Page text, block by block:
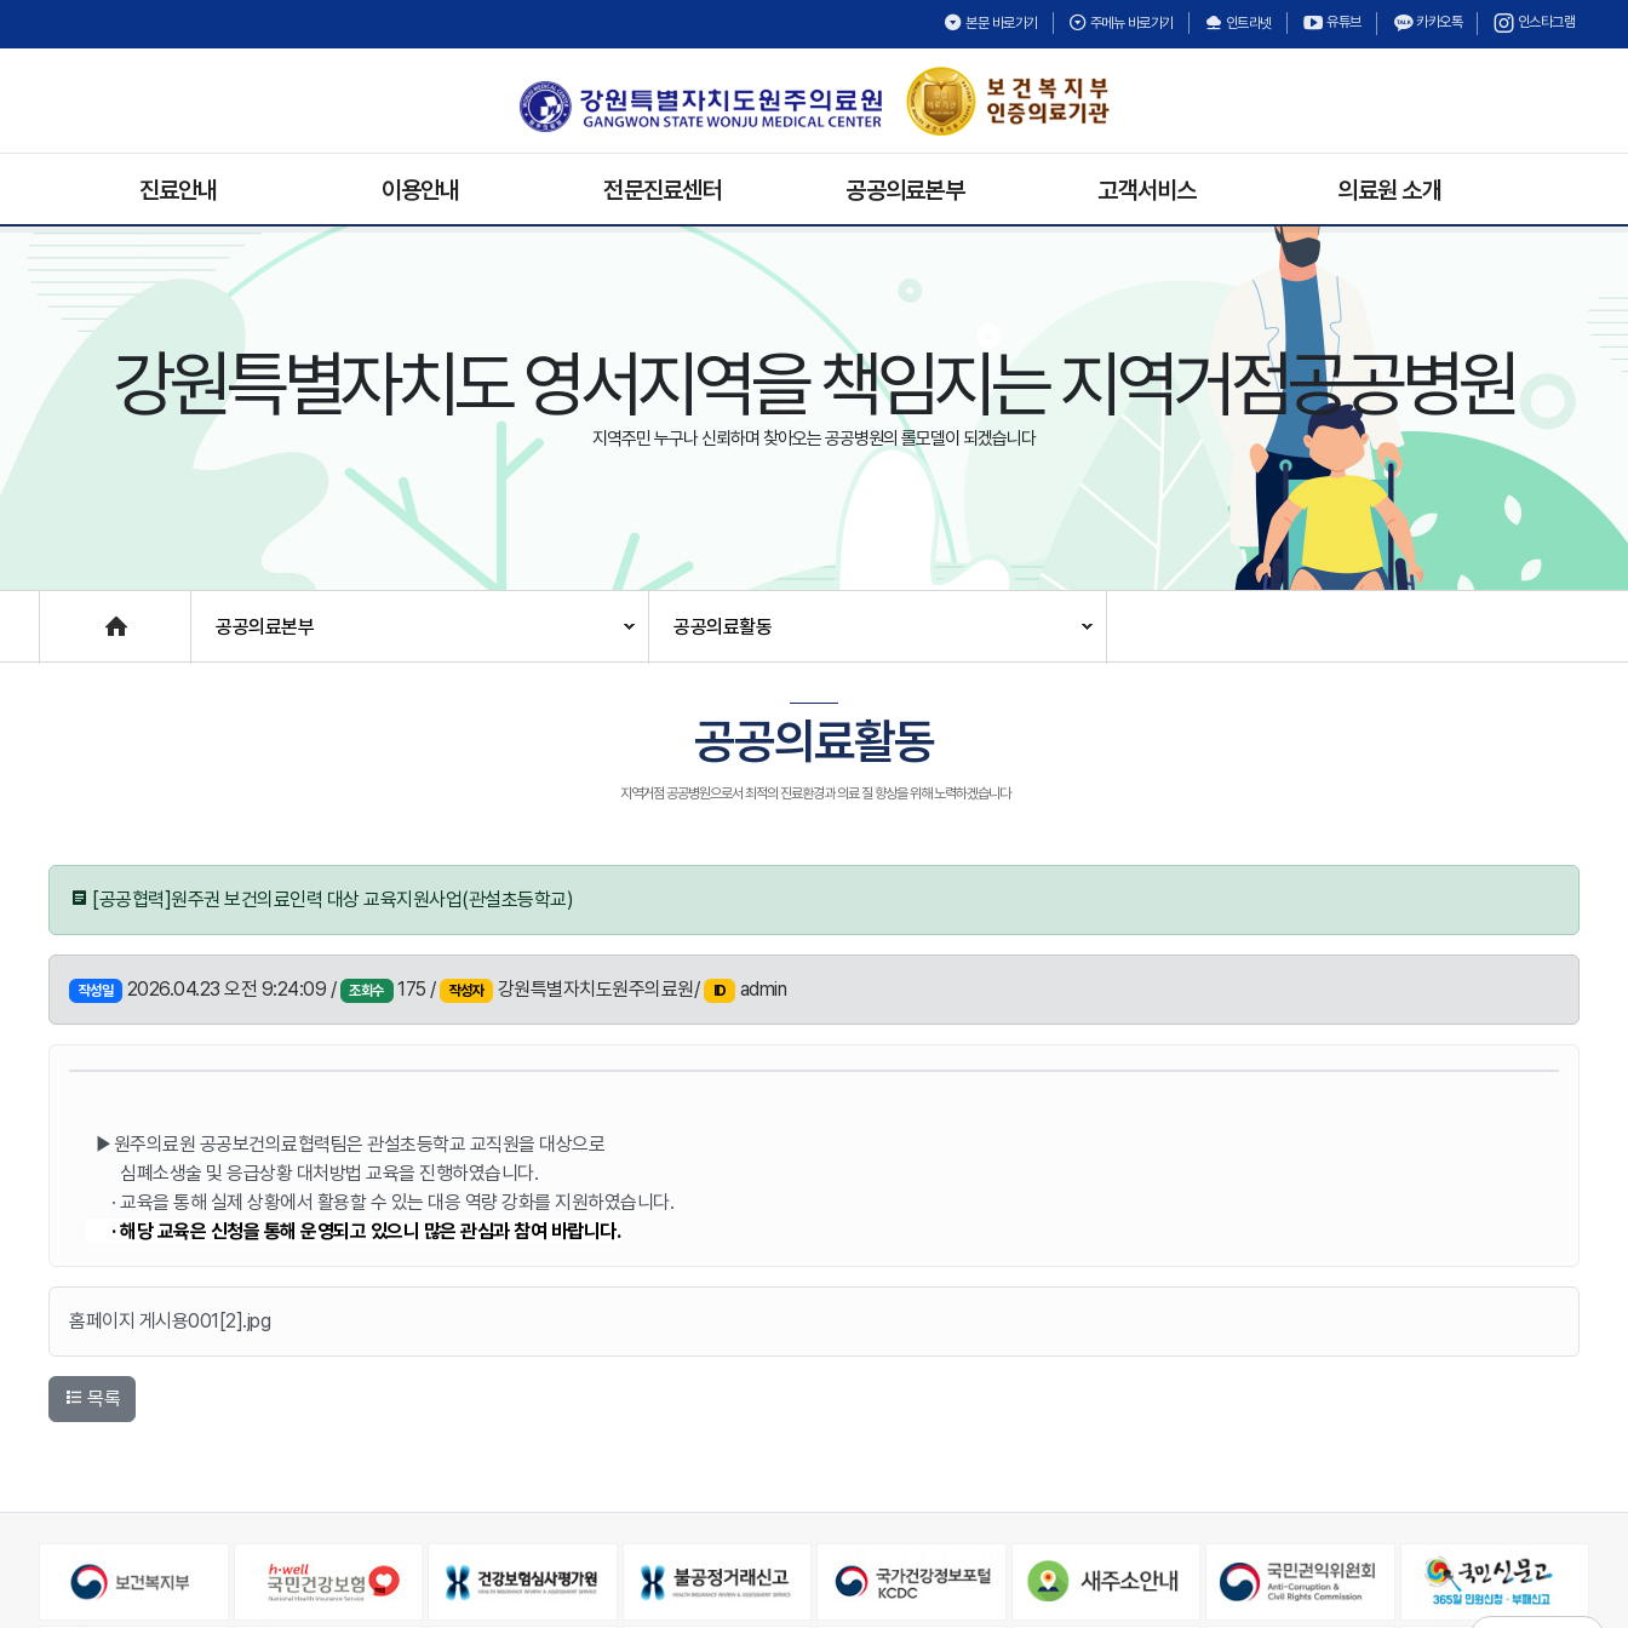
본문 바로가기 주메뉴 바로가기 인트라넷 유튜브 카카오톡 인스타그램
진료안내
진료과/의료진
입/퇴원안내
비급여 수가 안내
진료협력팀
이용안내
기록사본발급
주차안내
전화번호 안내
오시는 길
층별안내
전문진료센터
호스피스완화의료센터
공공어린이재활의료센터
심뇌혈관센터
공공의료본부
공공보건의료협력팀
고객서비스
수의계약
경영정보공개
상담안내
고객의 소리
불만 및 고충처리안내
칭찬합시다
환자권리장전
CCTV 현황
의료원 소개
안전보건경영방침
의료원 연혁
기구 및 조직
강원특별자치도 영서지역을 책임지는지역거점공공병원
지역주민 누구나 신뢰하며 찾아오는 공공병원의 롤모델이 되겠습니다
공공의료본부 공공의료활동
공공의료활동
지역거점 공공병원으로서 최적의 진료환경과 의료 질 향상을 위해 노력하겠습니다
[공공협력]원주권 보건의료인력 대상 교육지원사업(관설초등학교)
작성일 2026.04.23 오전 9:24:09 / 조회수 175 / 작성자 강원특별자치도원주의료원/ ID admin
▶원주의료원 공공보건의료협력팀은 관설초등학교 교직원을 대상으로
심폐소생술 및 응급상황 대처방법 교육을 진행하였습니다.
· 교육을 통해 실제 상황에서 활용할 수 있는 대응 역량 강화를 지원하였습니다.
·해당 교육은 신청을 통해 운영되고 있으니 많은 관심과 참여 바랍니다.
홈페이지 게시용001[2].jpg
목록